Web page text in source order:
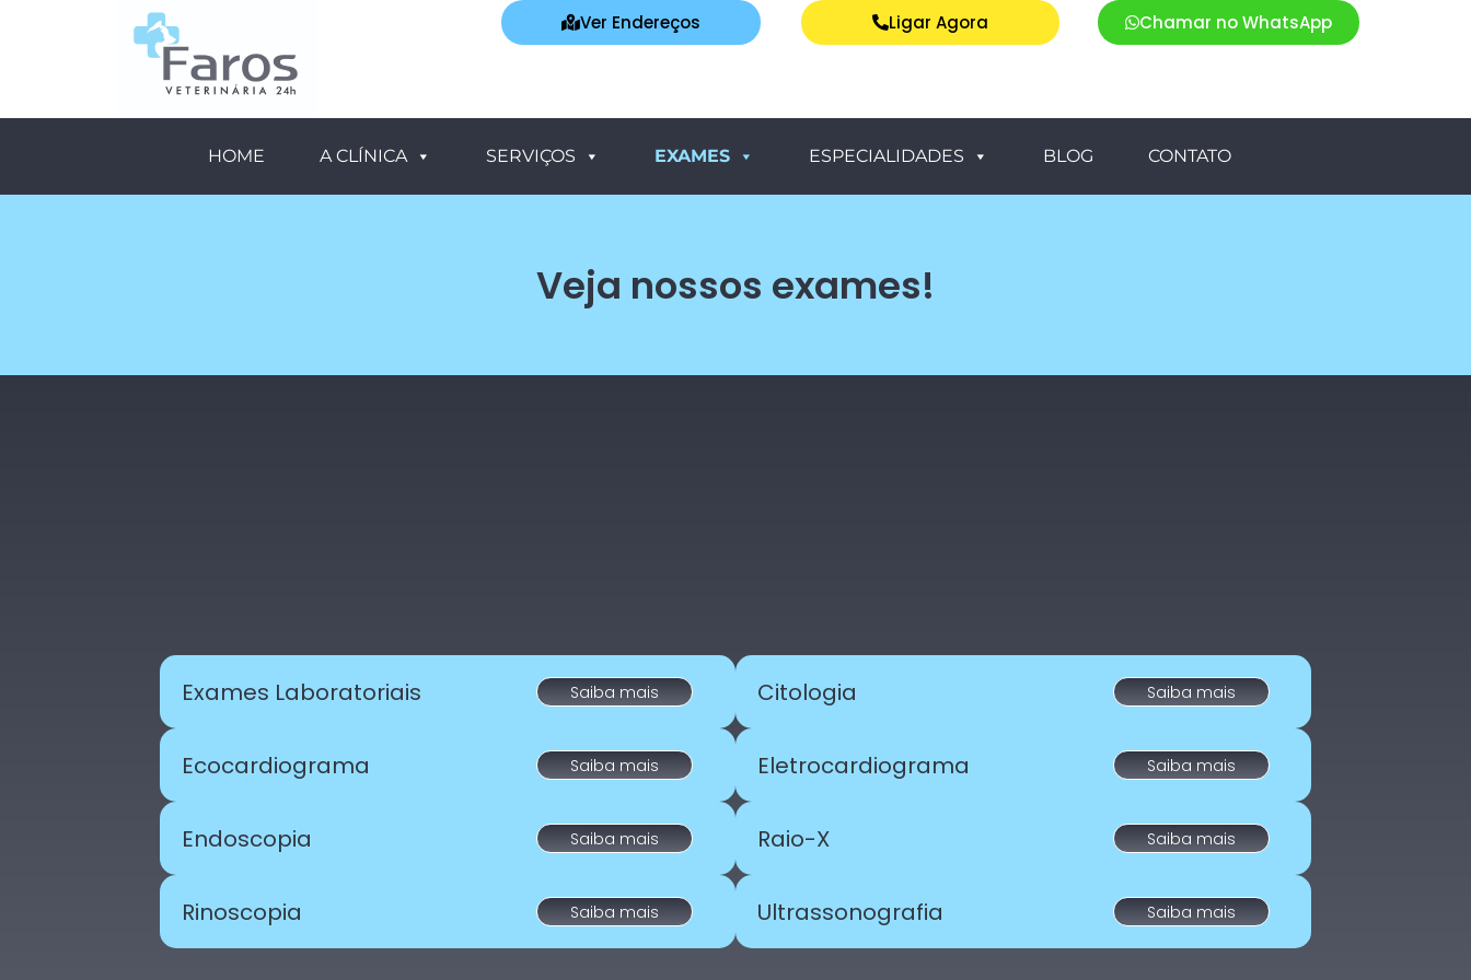
Ver Endereços Ligar Agora Chamar no WhatsApp
HOME A CLÍNICA SERVIÇOS EXAMES ESPECIALIDADES BLOG CONTATO
Veja nossos exames!
Exames Laboratoriais Saiba mais Citologia Saiba mais
Ecocardiograma Saiba mais Eletrocardiograma Saiba mais
Endoscopia Saiba mais Raio-X Saiba mais
Rinoscopia Saiba mais Ultrassonografia Saiba mais